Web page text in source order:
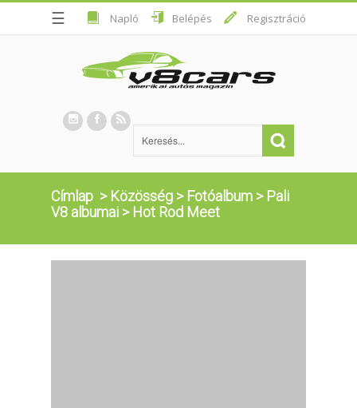
☰ Napló Belépés Regisztráció
Címlap > Közösség > Fotóalbum > Pali
V8 albumai > Hot Rod Meet